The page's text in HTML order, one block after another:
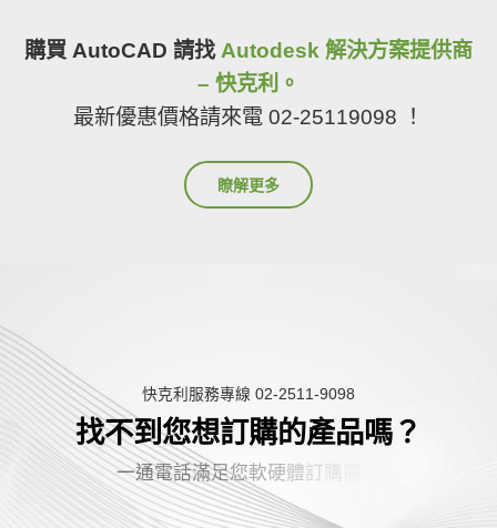
購買 AutoCAD 請找 Autodesk 解決方案提供商
– 快克利。
最新優惠價格請來電 02-25119098 ！
瞭解更多
快克利服務專線 02-2511-9098
找不到您想訂購的產品嗎？
一通電話滿足您軟硬體訂